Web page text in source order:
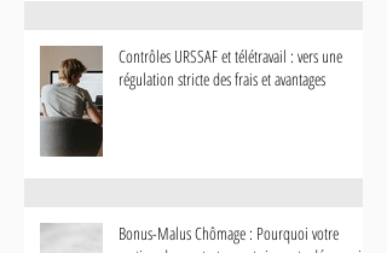
Contrôles URSSAF et télétravail : vers une
régulation stricte des frais et avantages
Bonus-Malus Chômage : Pourquoi votre